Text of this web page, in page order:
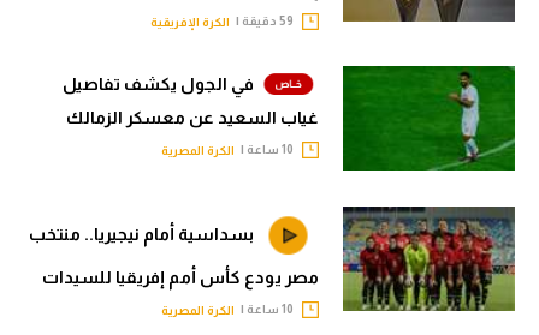
الكرة الإفريقية
في الجول يكشف تفاصيل
غياب السعيد عن معسكر الزمالك
الكرة المصرية
بسداسية أمام نيجيريا.. منتخب
مصر يودع كأس أمم إفريقيا للسيدات
الكرة المصرية